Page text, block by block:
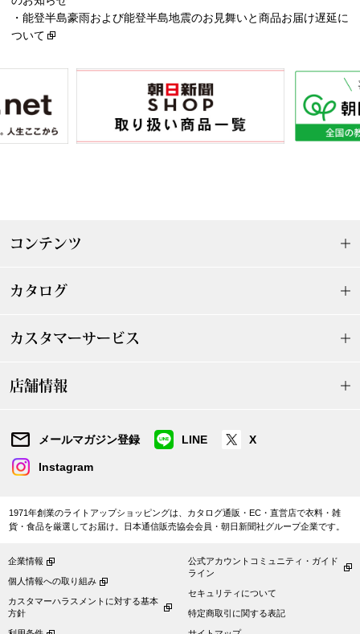
アンダーウェア
その他
トートバッグ
ハンドバッグ
ショルダーバ
クラッチバッグ
ボストンバッグ
その他
・ 能登半島豪雨および能登半島地震のお見舞いと商品お届け遅延に
ついて
コンテンツ
カタログ
カスタマーサービス
店舗情報
メールマガジン登録 LINE X
Instagram
1971年創業のライトアップショッピングは、カタログ通販・EC・直営店で衣料・雑
貨・食品を厳選してお届け。日本通信販売協会会員・朝日新聞社グループ企業です。
企業情報
個人情報への取り組み
カスタマーハラスメントに対する基本
方針
公式アカウントコミュニティ・ガイド
ライン
セキュリティについて
特定商取引に関する表記